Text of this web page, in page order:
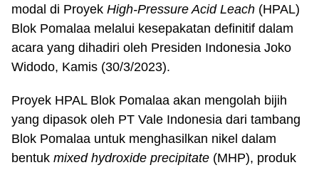
modal di Proyek High-Pressure Acid Leach (HPAL)
Blok Pomalaa melalui kesepakatan definitif dalam
acara yang dihadiri oleh Presiden Indonesia Joko
Widodo, Kamis (30/3/2023).
Proyek HPAL Blok Pomalaa akan mengolah bijih
yang dipasok oleh PT Vale Indonesia dari tambang
Blok Pomalaa untuk menghasilkan nikel dalam
bentuk mixed hydroxide precipitate (MHP), produk